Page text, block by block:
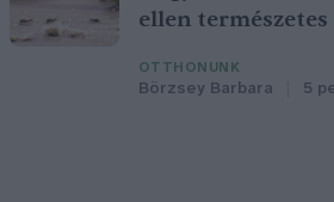
ellen természetes
OTTHONUNK
Börzsey Barbara 5